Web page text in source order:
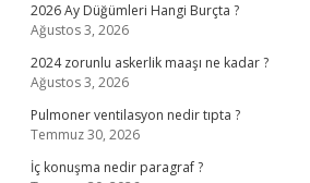
2026 Ay Düğümleri Hangi Burçta ?
Ağustos 3, 2026
2024 zorunlu askerlik maaşı ne kadar ?
Ağustos 3, 2026
Pulmoner ventilasyon nedir tıpta ?
Temmuz 30, 2026
İç konuşma nedir paragraf ?